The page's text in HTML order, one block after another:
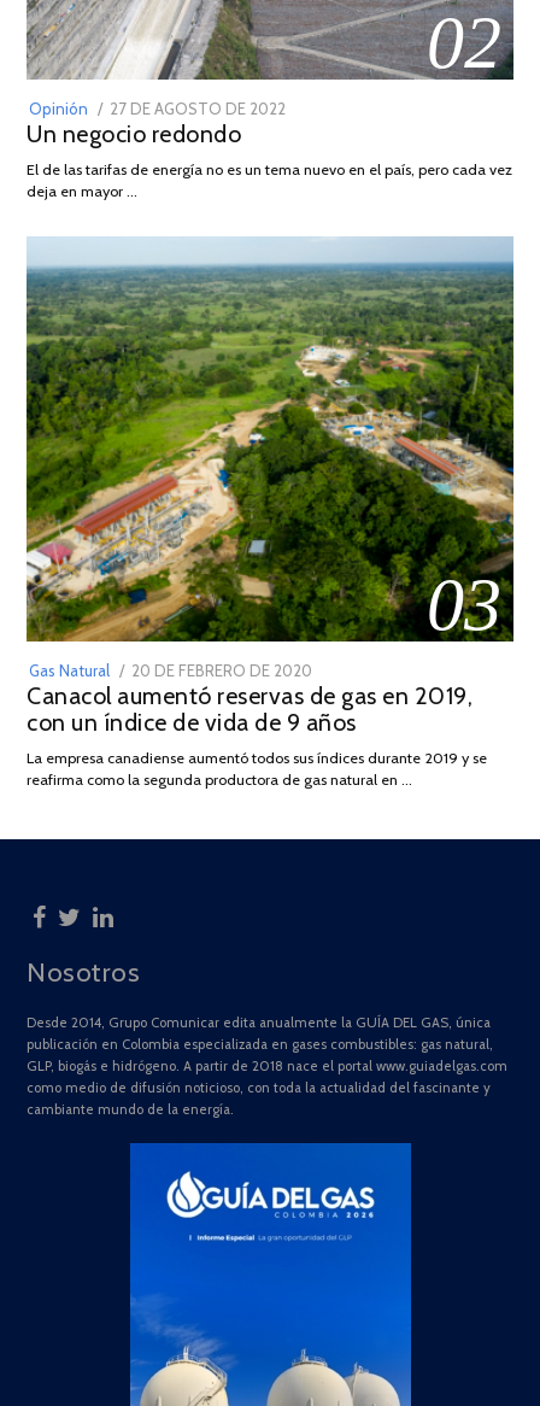
02
Opinión
POSTED
ON
27 DE AGOSTO DE 2022
DE
Un negocio redondo
El de las tarifas de energía no es un tema nuevo en el país, pero cada vez
deja en mayor …
03
Gas Natural
POSTED
ON
20 DE FEBRERO DE 2020
DE
JULIO
2025
Canacol aumentó reservas de gas en 2019,
con un índice de vida de 9 años
La empresa canadiense aumentó todos sus índices durante 2019 y se
reafirma como la segunda productora de gas natural en …
Nosotros
Desde 2014, Grupo Comunicar edita anualmente la GUÍA DEL GAS, única
publicación en Colombia especializada en gases combustibles: gas natural,
GLP, biogás e hidrógeno. A partir de 2018 nace el portal www.guiadelgas.com
como medio de difusión noticioso, con toda la actualidad del fascinante y
cambiante mundo de la energía.